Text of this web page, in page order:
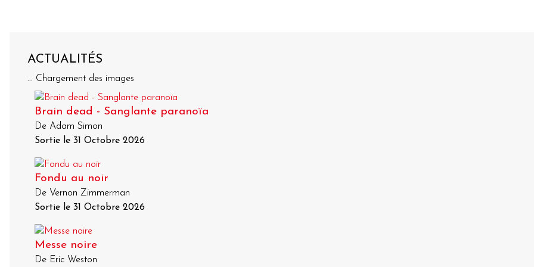
ACTUALITÉS
... Chargement des images
Brain dead - Sanglante paranoïa
De Adam Simon
Sortie le 31 Octobre 2026
Fondu au noir
De Vernon Zimmerman
Sortie le 31 Octobre 2026
Messe noire
De Eric Weston